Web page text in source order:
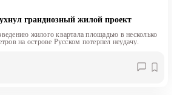
грандиозный жилой проект
жилого квартала площадью в несколько
на острове Русском потерпел неудачу.